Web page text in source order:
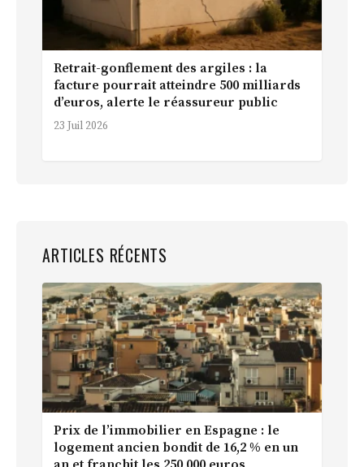
Retrait-gonflement des argiles : la
facture pourrait atteindre 500 milliards
d’euros, alerte le réassureur public
23 Juil 2026
ARTICLES RÉCENTS
Prix de l’immobilier en Espagne : le
logement ancien bondit de 16,2 % en un